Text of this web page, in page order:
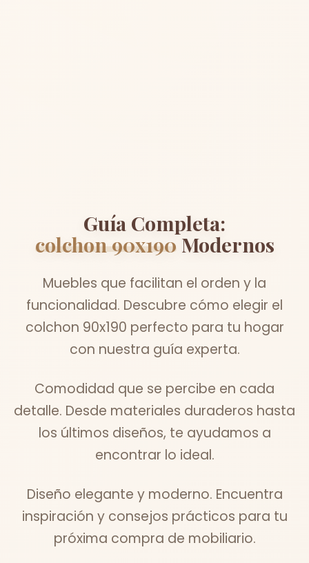
Guía Completa:
colchon 90x190Modernos
Muebles que facilitan el orden y la
funcionalidad. Descubre cómo elegir el
colchon 90x190 perfecto para tu hogar
con nuestra guía experta.
Comodidad que se percibe en cada
detalle. Desde materiales duraderos hasta
los últimos diseños, te ayudamos a
encontrar lo ideal.
Diseño elegante y moderno. Encuentra
inspiración y consejos prácticos para tu
próxima compra de mobiliario.